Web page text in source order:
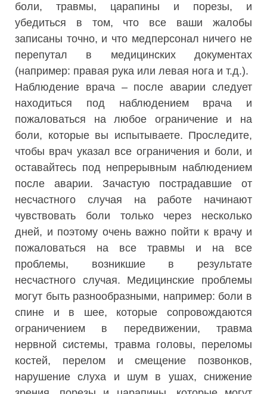
боли, травмы, царапины и порезы, и
убедиться в том, что все ваши жалобы
записаны точно, и что медперсонал ничего не
перепутал в медицинских документах
(например: правая рука или левая нога и т.д.).
Наблюдение врача – после аварии следует
находиться под наблюдением врача и
пожаловаться на любое ограничение и на
боли, которые вы испытываете. Проследите,
чтобы врач указал все ограничения и боли, и
оставайтесь под непрерывным наблюдением
после аварии. Зачастую пострадавшие от
несчастного случая на работе начинают
чувствовать боли только через несколько
дней, и поэтому очень важно пойти к врачу и
пожаловаться на все травмы и на все
проблемы, возникшие в результате
несчастного случая. Медицинские проблемы
могут быть разнообразными, например: боли в
спине и в шее, которые сопровождаются
ограничением в передвижении, травма
нервной системы, травма головы, переломы
костей, перелом и смещение позвонков,
нарушение слуха и шум в ушах, снижение